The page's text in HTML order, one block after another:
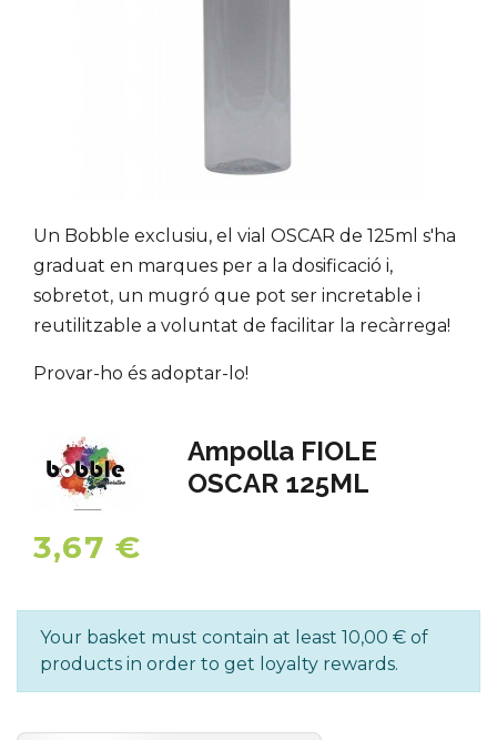
Un Bobble exclusiu, el vial OSCAR de 125ml s'ha
graduat en marques per a la dosificació i,
sobretot, un mugró que pot ser incretable i
reutilitzable a voluntat de facilitar la recàrrega!
Provar-ho és adoptar-lo!
Ampolla FIOLE
OSCAR 125ML
3,67 €
Your basket must contain at least 10,00 € of
products in order to get loyalty rewards.